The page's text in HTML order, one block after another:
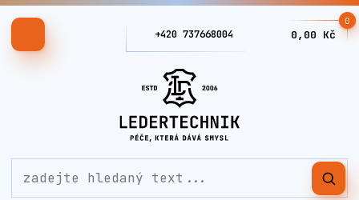
+420 737668004
0
0,00 Kč